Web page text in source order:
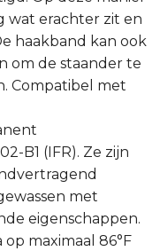
wat erachter zit en
haakband kan ook
om de staander te
Compatibel met
B1 (IFR). Ze zijn
met
eigenschappen.
maximaal 86°F